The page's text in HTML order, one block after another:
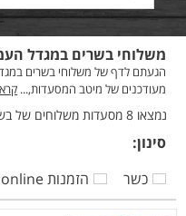
משלוחי בשרים במגדל
הגעתם לדף של משלוחי בשרים
מעודכנים של מיטב המסעדות,...
נמצאו 8 מסעדות משלוחים של בשרים במגדל העמק
סינון:
כשר
הזמנות online